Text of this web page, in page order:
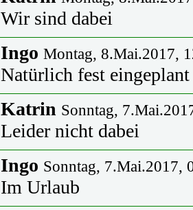
Wir sind dabei
Ingo Montag, 8.Mai.2017,
Natürlich fest eingeplant
Katrin Sonntag,
Leider nicht dabei
Ingo Sonntag, 7.Mai.2017,
Im Urlaub